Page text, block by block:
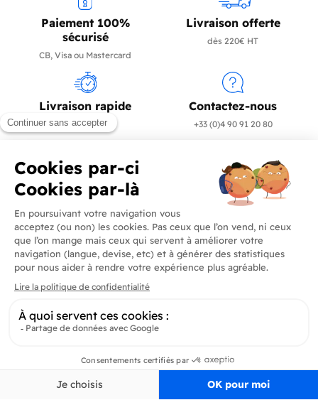
Paiement 100%
sécurisé
CB, Visa ou Mastercard
Livraison offerte
dès 220€ HT
Livraison rapide
en 24/72h
Contactez-nous
+33 (0)4 90 91 20 80